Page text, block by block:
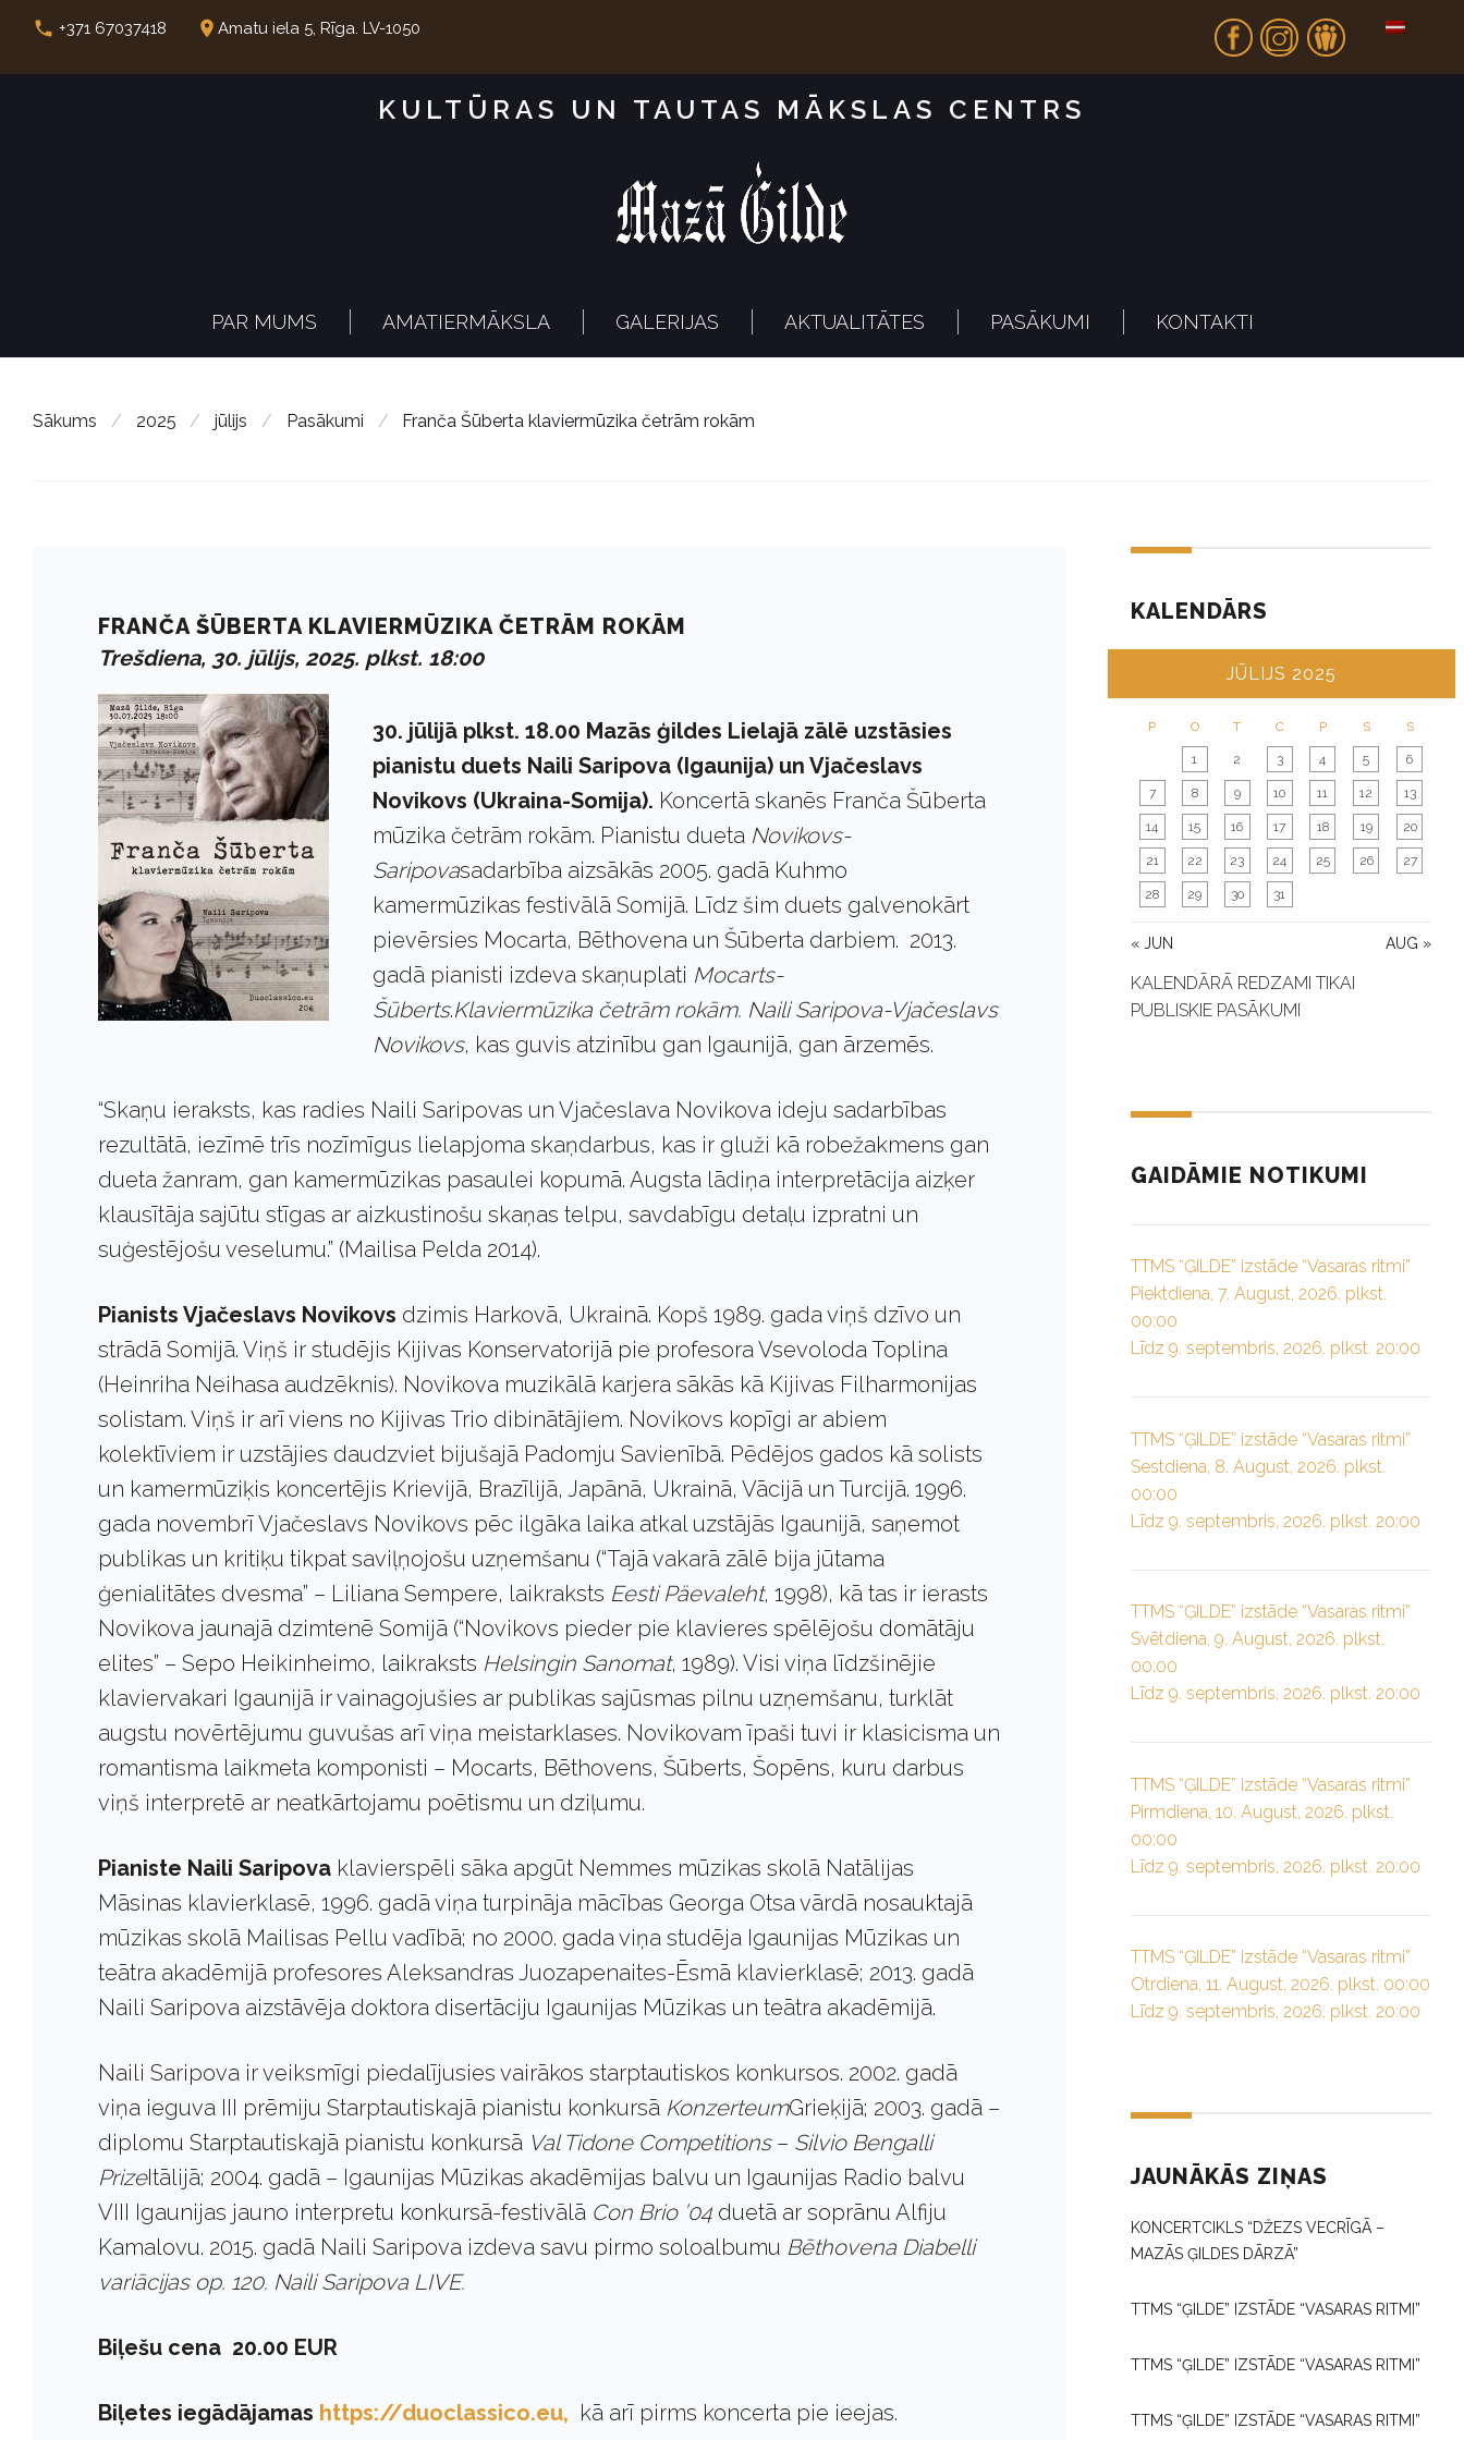
e
Fb In Dr
call +371 67037418 place Amatu iela 5, Rīga. LV-1050
KULTŪRAS UN TAUTAS MĀKSLAS CENTRS
PAR MUMS AMATIERMĀKSLA GALERIJAS AKTUALITĀTES PASĀKUMI KONTAKTI
Sākums / 2025 / jūlijs / Pasākumi / Franča Šūberta klaviermūzika četrām rokām
FRANČA ŠŪBERTA KLAVIERMŪZIKA ČETRĀM ROKĀM
Trešdiena, 30. jūlijs, 2025. plkst. 18:00
30. jūlijā plkst. 18.00 Mazās ģildes Lielajā zālē uzstāsies
pianistu duets Naili Saripova (Igaunija) un Vjačeslavs
Novikovs (Ukraina-Somija). Koncertā skanēs Franča Šūberta
mūzika četrām rokām. Pianistu dueta Novikovs-
Saripovasadarbība aizsākās 2005. gadā Kuhmo
kamermūzikas festivālā Somijā. Līdz šim duets galvenokārt
pievērsies Mocarta, Bēthovena un Šūberta darbiem. 2013.
gadā pianisti izdeva skaņuplati Mocarts-
Šūberts.Klaviermūzika četrām rokām. Naili Saripova-Vjačeslavs
Novikovs, kas guvis atzinību gan Igaunijā, gan ārzemēs.
“Skaņu ieraksts, kas radies Naili Saripovas un Vjačeslava Novikova ideju sadarbības
rezultātā, iezīmē trīs nozīmīgus lielapjoma skaņdarbus, kas ir gluži kā robežakmens gan
dueta žanram, gan kamermūzikas pasaulei kopumā. Augsta lādiņa interpretācija aizķer
klausītāja sajūtu stīgas ar aizkustinošu skaņas telpu, savdabīgu detaļu izpratni un
suģestējošu veselumu.” (Mailisa Pelda 2014).
Pianists Vjačeslavs Novikovs dzimis Harkovā, Ukrainā. Kopš 1989. gada viņš dzīvo un
strādā Somijā. Viņš ir studējis Kijivas Konservatorijā pie profesora Vsevoloda Toplina
(Heinriha Neihasa audzēknis). Novikova muzikālā karjera sākās kā Kijivas Filharmonijas
solistam. Viņš ir arī viens no Kijivas Trio dibinātājiem. Novikovs kopīgi ar abiem
kolektīviem ir uzstājies daudzviet bijušajā Padomju Savienībā. Pēdējos gados kā solists
un kamermūziķis koncertējis Krievijā, Brazīlijā, Japānā, Ukrainā, Vācijā un Turcijā. 1996.
gada novembrī Vjačeslavs Novikovs pēc ilgāka laika atkal uzstājās Igaunijā, saņemot
publikas un kritiķu tikpat saviļņojošu uzņemšanu (“Tajā vakarā zālē bija jūtama
ģenialitātes dvesma” – Liliana Sempere, laikraksts Eesti Päevaleht, 1998), kā tas ir ierasts
Novikova jaunajā dzimtenē Somijā (“Novikovs pieder pie klavieres spēlējošu domātāju
elites” – Sepo Heikinheimo, laikraksts Helsingin Sanomat, 1989). Visi viņa līdzšinējie
klaviervakari Igaunijā ir vainagojušies ar publikas sajūsmas pilnu uzņemšanu, turklāt
augstu novērtējumu guvušas arī viņa meistarklases. Novikovam īpaši tuvi ir klasicisma un
romantisma laikmeta komponisti – Mocarts, Bēthovens, Šūberts, Šopēns, kuru darbus
viņš interpretē ar neatkārtojamu poētismu un dziļumu.
Pianiste Naili Saripova klavierspēli sāka apgūt Nemmes mūzikas skolā Natālijas
Māsinas klavierklasē, 1996. gadā viņa turpināja mācības Georga Otsa vārdā nosauktajā
mūzikas skolā Mailisas Pellu vadībā; no 2000. gada viņa studēja Igaunijas Mūzikas un
teātra akadēmijā profesores Aleksandras Juozapenaites-Ēsmā klavierklasē; 2013. gadā
Naili Saripova aizstāvēja doktora disertāciju Igaunijas Mūzikas un teātra akadēmijā.
Naili Saripova ir veiksmīgi piedalījusies vairākos starptautiskos konkursos. 2002. gadā
viņa ieguva III prēmiju Starptautiskajā pianistu konkursā KonzerteumGrieķijā; 2003. gadā –
diplomu Starptautiskajā pianistu konkursā Val Tidone Competitions– Silvio Bengalli
PrizeItālijā; 2004. gadā – Igaunijas Mūzikas akadēmijas balvu un Igaunijas Radio balvu
VIII Igaunijas jauno interpretu konkursā-festivālā Con Brio ’04 duetā ar soprānu Alfiju
Kamalovu. 2015. gadā Naili Saripova izdeva savu pirmo soloalbumu Bēthovena Diabelli
variācijas op. 120. Naili Saripova LIVE.
Biļešu cena 20.00 EUR
Biļetes iegādājamas https://duoclassico.eu, kā arī pirms koncerta pie ieejas.
KALENDĀRS
JŪLIJS 2025
P O T C P S S
« JUN AUG »
1 2 3 4 5 6
7 8 9 10 11 12 13
14 15 16 17 18 19 20
21 22 23 24 25 26 27
28 29 30 31
KALENDĀRĀ REDZAMI TIKAI
PUBLISKIE PASĀKUMI
GAIDĀMIE NOTIKUMI
TTMS “ĢILDE” izstāde “Vasaras ritmi”
Piektdiena, 7. August, 2026. plkst.
00:00
Līdz 9. septembris, 2026. plkst. 20:00
TTMS “ĢILDE” izstāde “Vasaras ritmi”
Sestdiena, 8. August, 2026. plkst.
00:00
Līdz 9. septembris, 2026. plkst. 20:00
TTMS “ĢILDE” izstāde “Vasaras ritmi”
Svētdiena, 9. August, 2026. plkst.
00:00
Līdz 9. septembris, 2026. plkst. 20:00
TTMS “ĢILDE” izstāde “Vasaras ritmi”
Pirmdiena, 10. August, 2026. plkst.
00:00
Līdz 9. septembris, 2026. plkst. 20:00
TTMS “ĢILDE” izstāde “Vasaras ritmi”
Otrdiena, 11. August, 2026. plkst. 00:00
Līdz 9. septembris, 2026. plkst. 20:00
JAUNĀKĀS ZIŅAS
KONCERTCIKLS “DŽEZS VECRĪGĀ –
MAZĀS ĢILDES DĀRZĀ”
TTMS “ĢILDE” IZSTĀDE “VASARAS RITMI”
TTMS “ĢILDE” IZSTĀDE “VASARAS RITMI”
TTMS “ĢILDE” IZSTĀDE “VASARAS RITMI”